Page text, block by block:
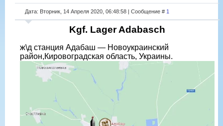
Дата: Вторник, 14 Апреля 2020, 06:48:58 | Сообщение # 1
Kgf. Lager Adabasch
ж\д станция Адабаш — Новоукраинский
район,Кировоградская область, Украины.